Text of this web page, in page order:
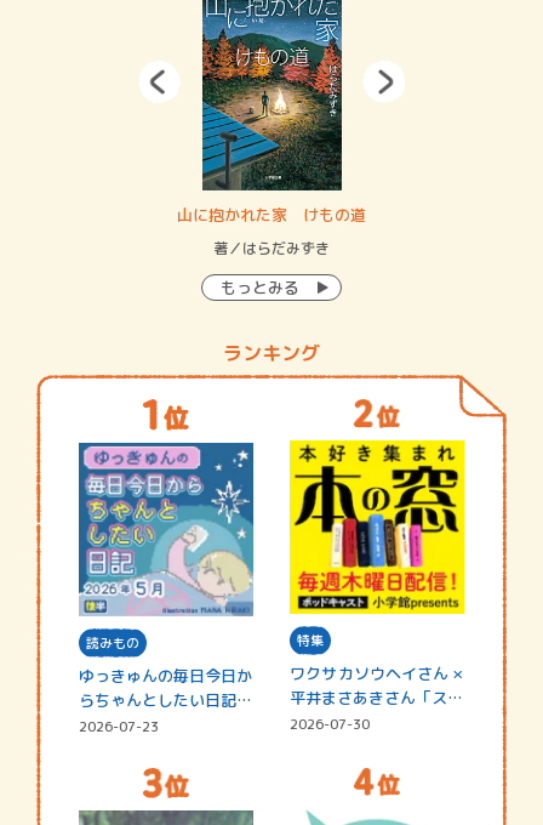
山に抱かれた家 けもの道
著／はらだみずき
もっとみる
ランキング
読みもの
ゆっきゅんの毎日今日か
らちゃんとしたい日記
☆202…
2026-07-23
特集
ワクサカソウヘイさん ×
平井まさあきさん「スペ
シャ…
2026-07-30